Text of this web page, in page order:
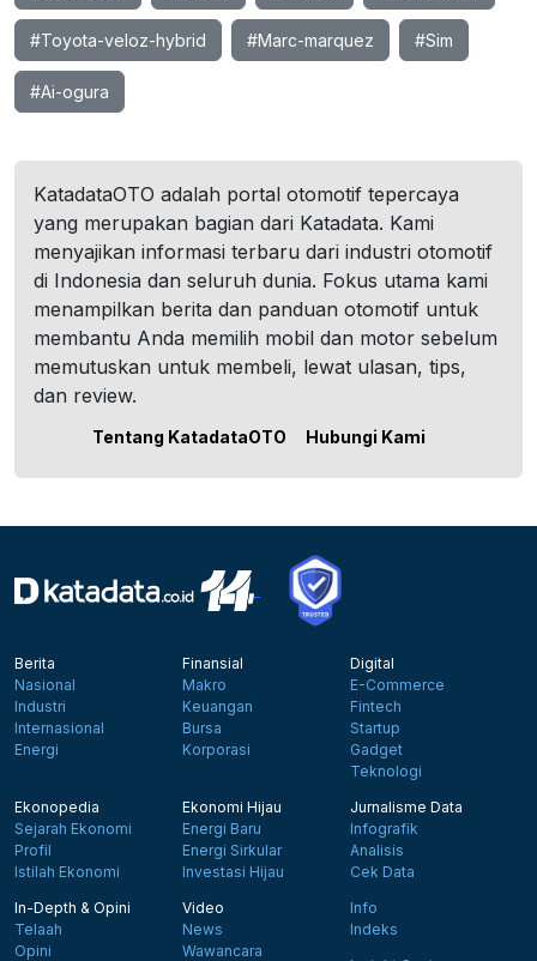
#Toyota-veloz-hybrid #Marc-marquez #Sim
#Ai-ogura
KatadataOTO adalah portal otomotif tepercaya
yang merupakan bagian dari Katadata. Kami
menyajikan informasi terbaru dari industri otomotif
di Indonesia dan seluruh dunia. Fokus utama kami
menampilkan berita dan panduan otomotif untuk
membantu Anda memilih mobil dan motor sebelum
memutuskan untuk membeli, lewat ulasan, tips,
dan review.
Tentang KatadataOTO Hubungi Kami
Berita
Nasional
Industri
Internasional
Energi
Finansial
Makro
Keuangan
Bursa
Korporasi
Digital
E-Commerce
Fintech
Startup
Gadget
Teknologi
Ekonopedia
Sejarah Ekonomi
Profil
Istilah Ekonomi
Ekonomi Hijau
Energi Baru
Energi Sirkular
Investasi Hijau
Jurnalisme Data
Infografik
Analisis
Cek Data
In-Depth & Opini
Telaah
Opini
Video
News
Wawancara
Info
Indeks